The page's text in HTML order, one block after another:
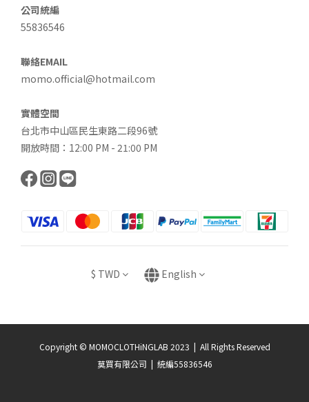
公司統編
55836546
聯絡EMAIL
momo.official@hotmail.com
實體空間
台北市中山區民生東路二段96號
開放時間：12:00 PM - 21:00 PM
$ TWD English
Copyright © MOMOCLOTHiNGLAB 2023 | All Rights Reserved
莫買有限公司 | 統編55836546